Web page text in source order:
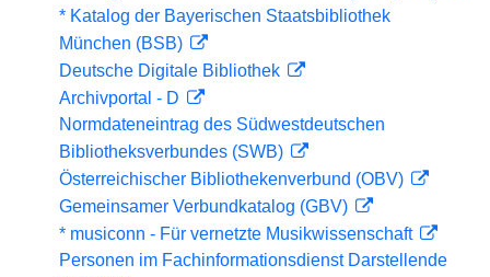
* Katalog der Bayerischen Staatsbibliothek
München (BSB)
Deutsche Digitale Bibliothek
Archivportal - D
Normdateneintrag des Südwestdeutschen
Bibliotheksverbundes (SWB)
Österreichischer Bibliothekenverbund (OBV)
Gemeinsamer Verbundkatalog (GBV)
* musiconn - Für vernetzte Musikwissenschaft
Personen im Fachinformationsdienst Darstellende